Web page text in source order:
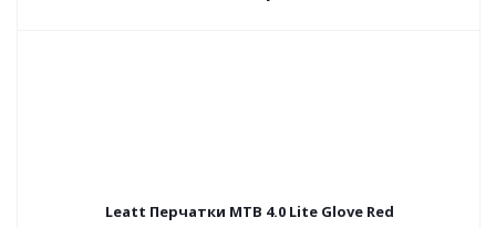
Leatt Перчатки MTB 4.0 Lite Glove Red